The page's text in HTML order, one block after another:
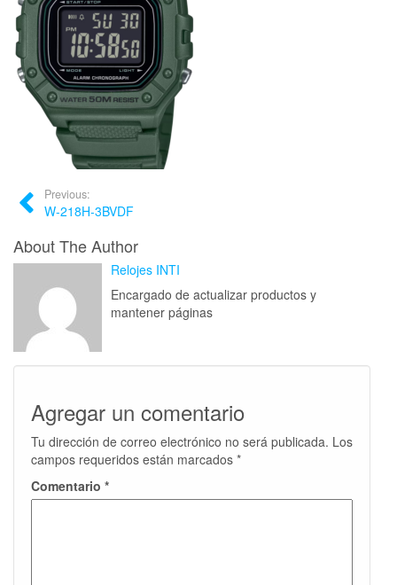
Previous:
W-218H-3BVDF
About The Author
Relojes INTI
Encargado de actualizar productos y
mantener páginas
Agregar un comentario
Tu dirección de correo electrónico no será publicada. Los
campos requeridos están marcados *
Comentario *